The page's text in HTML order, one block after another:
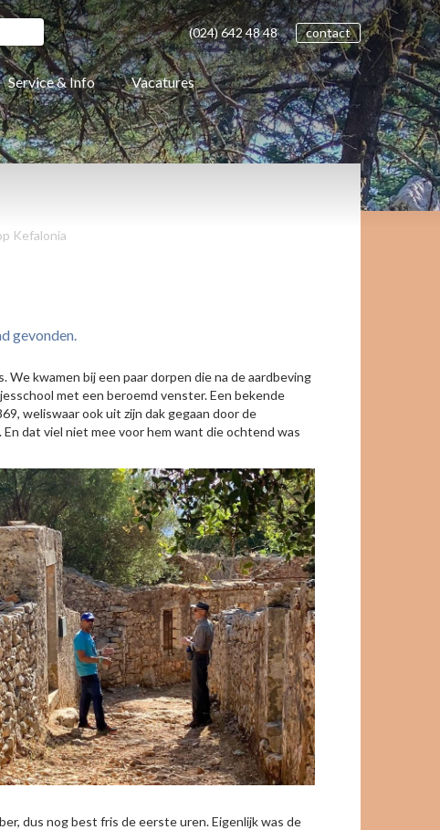
(024)642 4848 contact
Service & Info Vacatures
Kefalonia
gevonden.
kwamen bij een paar dorpen die na de aardbeving
met een beroemd venster. Een bekende
weliswaar ook uit zijn dak gegaan door de
dat viel niet mee voor hem want die ochtend was
dus nog best fris de eerste uren. Eigenlijk was de